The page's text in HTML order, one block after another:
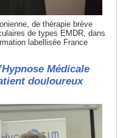
de thérapie brève
de types EMDR, dans
labellisée France
Médicale
douloureux